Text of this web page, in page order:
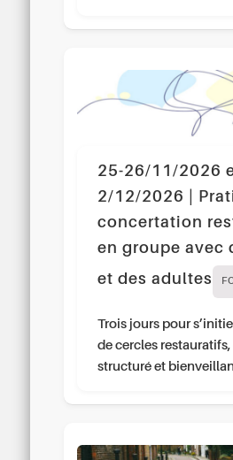
25-26/11/2026
2/12/2026 |
concertation
en groupe avec
et des adultes
Trois jours pour
de cercles
structuré et